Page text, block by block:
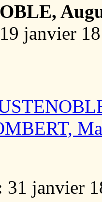
janvier
31 janvier